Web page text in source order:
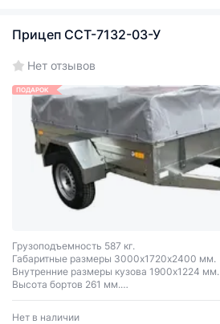
Прицеп ССТ-7132-03-У
Нет отзывов
ПОДАРОК
Грузоподъемность 587 кг.
Габаритные размеры 3000х1720х2400 мм.
Внутренние размеры кузова 1900х1224 мм.
Высота бортов 261 мм.
Оцинкованный.
Нет в наличии